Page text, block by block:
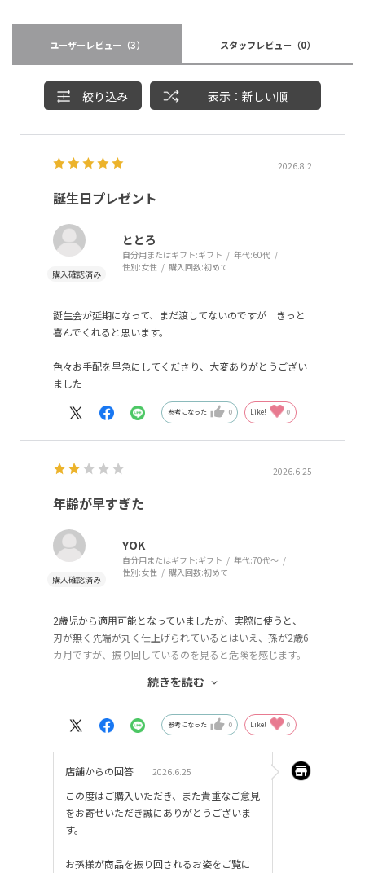
ユーザーレビュー （3） スタッフレビュー （0）
絞り込み 表示：新しい順
2026.8.2
誕生日プレゼント
ととろ
自分用またはギフト:ギフト 年代:60代
性別:女性 購入回数:初めて
誕生会が延期になって、まだ渡してないのですが きっと
喜んでくれると思います。
色々お手配を早急にしてくださり、大変ありがとうござい
ました
参考になった 0 Like! 0
2026.6.25
年齢が早すぎた
YOK
自分用またはギフト:ギフト 年代:70代～
性別:女性 購入回数:初めて
2歳児から適用可能となっていましたが、実際に使うと、
刃が無く先端が丸く仕上げられているとはいえ、孫が2歳6
カ月ですが、振り回しているのを見ると危険を感じます。
年齢をもっと上げる方が良いと思います。小学生中等位で
続きを読む
参考になった 0 Like! 0
店舗からの回答 2026.6.25
この度はご購入いただき、また貴重なご意見
をお寄せいただき誠にありがとうございま
す。
お孫様が商品を振り回されるお姿をご覧に